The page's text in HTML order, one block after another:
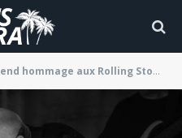
Stones dans son nouveau clip « I love the Rolling Stones »